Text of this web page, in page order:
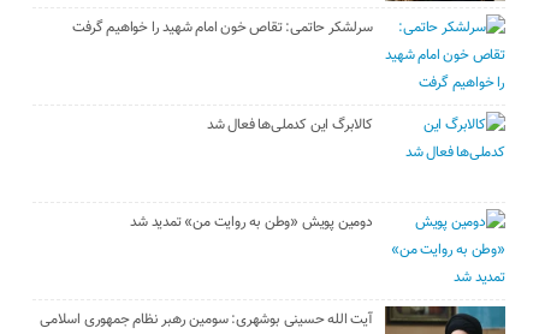
سرلشکر حاتمی: تقاص خون امام شهید را خواهیم گرفت
کالابرگ این کدملی‌ها فعال شد
دومین پویش «وطن به روایت من» تمدید شد
آیت الله حسینی بوشهری: سومین رهبر نظام جمهوری اسلامی